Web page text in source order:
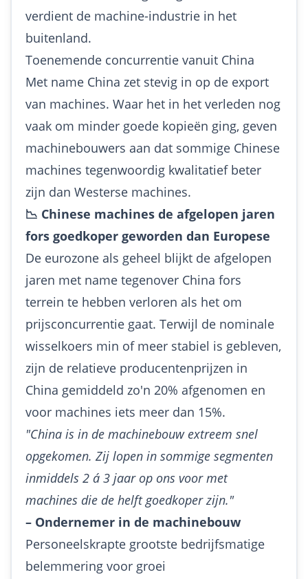
verdient de machine-industrie in het
buitenland.
Toenemende concurrentie vanuit China
Met name China zet stevig in op de export
van machines. Waar het in het verleden nog
vaak om minder goede kopieën ging, geven
machinebouwers aan dat sommige Chinese
machines tegenwoordig kwalitatief beter
zijn dan Westerse machines.
📉 Chinese machines de afgelopen jaren
fors goedkoper geworden dan Europese
De eurozone als geheel blijkt de afgelopen
jaren met name tegenover China fors
terrein te hebben verloren als het om
prijsconcurrentie gaat. Terwijl de nominale
wisselkoers min of meer stabiel is gebleven,
zijn de relatieve producentenprijzen in
China gemiddeld zo'n 20% afgenomen en
voor machines iets meer dan 15%.
"China is in de machinebouw extreem snel
opgekomen. Zij lopen in sommige segmenten
inmiddels 2 á 3 jaar op ons voor met
machines die de helft goedkoper zijn."
– Ondernemer in de machinebouw
Personeelskrapte grootste bedrijfsmatige
belemmering voor groei